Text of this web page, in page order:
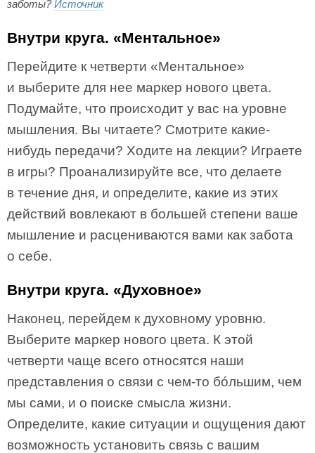
заботы?Источник
Внутри круга. «Ментальное»
Перейдите к четверти «Ментальное»
и выберите для нее маркер нового цвета.
Подумайте, что происходит у вас на уровне
мышления. Вы читаете? Смотрите какие-
нибудь передачи? Ходите на лекции? Играете
в игры? Проанализируйте все, что делаете
в течение дня, и определите, какие из этих
действий вовлекают в большей степени ваше
мышление и расцениваются вами как забота
о себе.
Внутри круга. «Духовное»
Наконец, перейдем к духовному уровню.
Выберите маркер нового цвета. К этой
четверти чаще всего относятся наши
представления о связи с чем-то бóльшим, чем
мы сами, и о поиске смысла жизни.
Определите, какие ситуации и ощущения дают
возможность установить связь с вашим